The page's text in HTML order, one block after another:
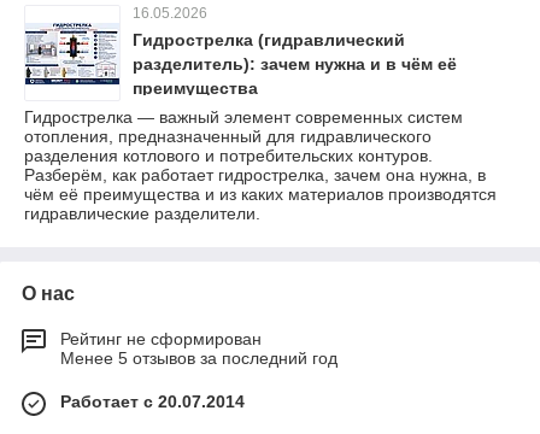
16.05.2026
Гидрострелка (гидравлический
разделитель): зачем нужна и в чём её
преимущества
Гидрострелка — важный элемент современных систем
отопления, предназначенный для гидравлического
разделения котлового и потребительских контуров.
Разберём, как работает гидрострелка, зачем она нужна, в
чём её преимущества и из каких материалов производятся
гидравлические разделители.
О нас
Рейтинг не сформирован
Менее 5 отзывов за последний год
Работает с 20.07.2014